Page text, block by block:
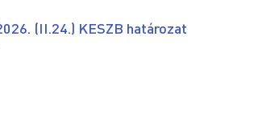
(II.24.) KESZB határozat